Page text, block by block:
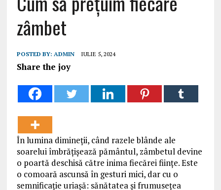
zâmbet
POSTED BY: ADMIN IULIE 5, 2024
Share the joy
În lumina dimineții, când razele blânde ale
soarelui îmbrățișează pământul, zâmbetul devine
o poartă deschisă către inima fiecărei ființe. Este
o comoară ascunsă în gesturi mici, dar cu o
semnificație uriașă: sănătatea și frumusețea